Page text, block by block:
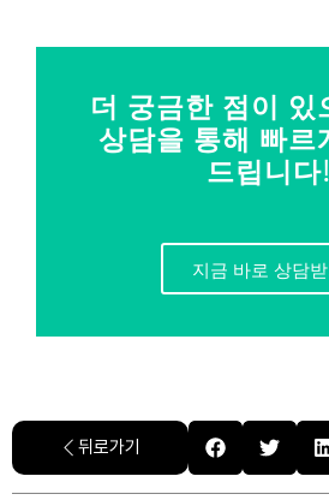
더 궁금한 점이 있
상담을 통해 빠르
드립니다!
지금 바로 상담
뒤로가기